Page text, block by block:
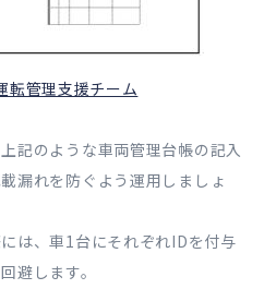
転管理支援チーム
記のような車両管理台帳の記入
漏れを防ぐよう運用しましょ
は、車1台にそれぞれIDを付与
避します。